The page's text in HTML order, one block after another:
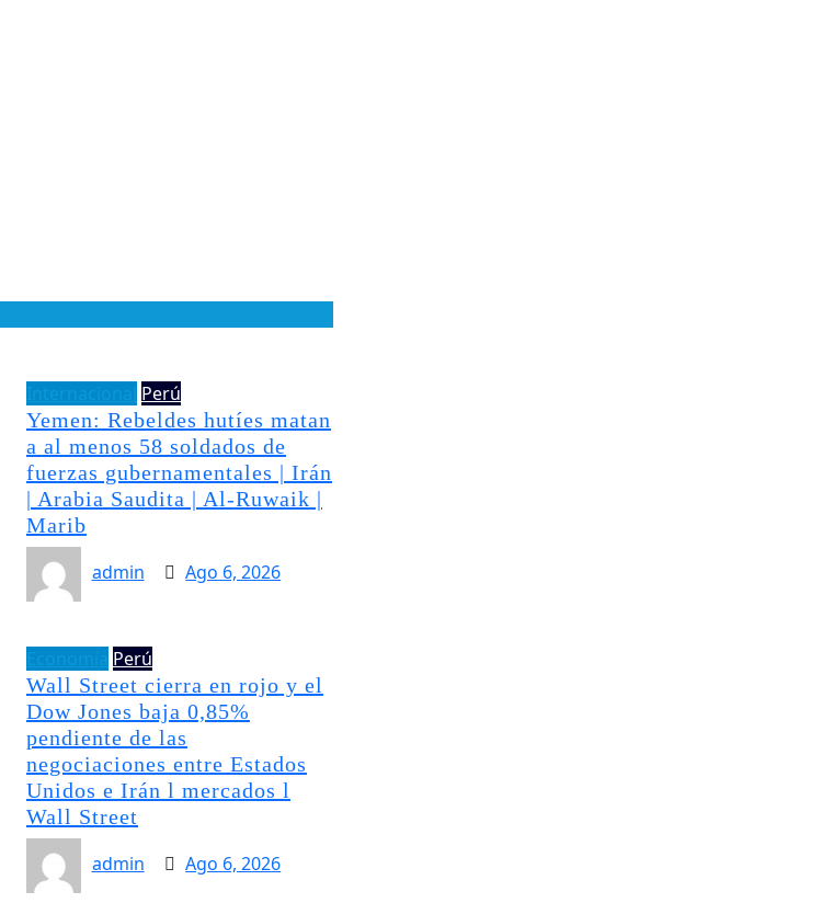
Perú
Yemen: Rebeldes hutíes matan
a al menos 58 soldados de
fuerzas gubernamentales | Irán
| Arabia Saudita | Al-Ruwaik |
Marib
admin
Ago 6, 2026
Perú
Wall Street cierra en rojo y el
Dow Jones baja 0,85%
pendiente de las
negociaciones entre Estados
Unidos e Irán l mercados l
Wall Street
admin
Ago 6, 2026